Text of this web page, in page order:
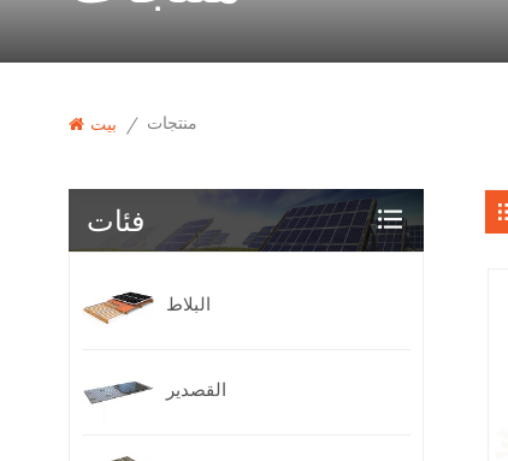
بيت / منتجات
فئات
البلاط
القصدير